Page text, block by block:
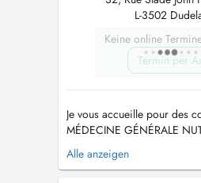
L-3502
Keine online
Termin per
Je vous accueille pour des
MÉDECINE GÉNÉRALE
ET SPORTIVE MÉDECINE
habilité à réaliser les
Alle anzeigen